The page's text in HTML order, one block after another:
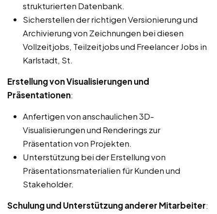
strukturierten Datenbank.
Sicherstellen der richtigen Versionierung und
Archivierung von Zeichnungen bei diesen
Vollzeitjobs, Teilzeitjobs und Freelancer Jobs in
Karlstadt, St.
Erstellung von Visualisierungen und
Präsentationen:
Anfertigen von anschaulichen 3D-
Visualisierungen und Renderings zur
Präsentation von Projekten.
Unterstützung bei der Erstellung von
Präsentationsmaterialien für Kunden und
Stakeholder.
Schulung und Unterstützung anderer Mitarbeiter: